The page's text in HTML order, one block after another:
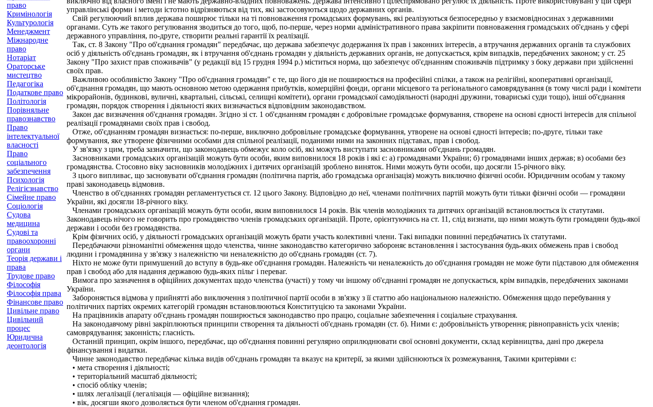
право
Кримінологія
Культурологія
Менеджмент
Міжнародне
право
Нотаріат
Ораторське
мистецтво
Педагогіка
Податкове право
Політологія
Порівняльне
правознавство
Право
інтелектуальної
власності
Право
соціального
забезпечення
Психологія
Релігієзнавство
Сімейне право
Соціологія
Судова
медицина
Судові та
правоохоронні
органи
Теорія держави і
права
Трудове право
Філософія
Філософія права
Фінансове право
Цивільне право
Цивільний
процес
Юридична
деонтологія
управлінські форми і методи істотно відрізняються від тих, які застосовуються щодо державних органів.
Свій регулюючий вплив держава поширює тільки на ті повноваження громадських формувань, які реалізуються безпосередньо у взаємовідносинах з державними
органами. Суть же такого регулювання зводиться до того, щоб, по-перше, через норми адміністративного права закріпити повноваження громадських об'єднань у сфері
державного управління, по-друге, створити реальні гарантії їх реалізації.
Так, ст. 8 Закону "Про об'єднання громадян" передбачає, що держава забезпечує додержання їх прав і законних інтересів, а втручання державних органів та службових
осіб у діяльність об'єднань громадян, як і втручання об'єднань громадян у діяльність державних органів, не допускається, крім випадків, передбачених законом; у ст. 25
Закону "Про захист прав споживачів" (у редакції від 15 грудня 1994 p.) міститься норма, що забезпечує об'єднанням споживачів підтримку з боку держави при здійсненні
своїх прав.
Важливою особливістю Закону "Про об'єднання громадян" є те, що його дія не поширюється на професійні спілки, а також на релігійні, кооперативні організації,
об'єднання громадян, що мають основною метою одержання прибутків, комерційні фонди, органи місцевого та регіонального самоврядування (в тому числі ради і комітети
мікрорайонів, будинкові, вуличні, квартальні, сільські, селищні комітети), органи громадської самодіяльності (народні дружини, товариські суди тощо), інші об'єднання
громадян, порядок створення і діяльності яких визначається відповідним законодавством.
Закон дає визначення об'єднання громадян. Згідно зі ст. 1 об'єднанням громадян є добровільне громадське формування, створене на основі єдності інтересів для спільної
реалізації громадянами своїх прав і свобод.
Отже, об'єднанням громадян визнається: по-перше, виключно добровільне громадське формування, утворене на основі єдності інтересів; по-друге, тільки таке
формування, яке утворене фізичними особами для спільної реалізації, поданими ними на законних підставах, прав і свобод.
У зв'язку з цим, треба зазначити, що законодавець обмежує коло осіб, які можуть виступати засновниками об'єднань громадян.
Засновниками громадських організацій можуть бути особи, яким виповнилося 18 років і які є: а) громадянами України; б) громадянами інших держав; в) особами без
громадянства. Стосовно віку засновників молодіжних і дитячих організацій зроблено виняток. Ними можуть бути особи, що досягли 15-річного віку.
З цього випливає, що засновувати об'єднання громадян (політична партія, або громадська організація) можуть виключно фізичні особи. Юридичним особам у такому
праві законодавець відмовив.
Членство в об'єднаннях громадян регламентується ст. 12 цього Закону. Відповідно до неї, членами політичних партій можуть бути тільки фізичні особи — громадяни
України, які досягли 18-річного віку.
Членами громадських організацій можуть бути особи, яким виповнилося 14 років. Вік членів молодіжних та дитячих організацій встановлюється їх статутами.
Законодавець нічого не говорить про громадянство членів громадських організацій. Проте, орієнтуючись на ст. 11, слід визнати, що ними можуть бути громадяни будь-якої
держави і особи без громадянства.
Крім фізичних осіб, у діяльності громадських організацій можуть брати участь колективні члени. Такі випадки повинні передбачатись їх статутами.
Передбачаючи різноманітні обмеження щодо членства, чинне законодавство категорично забороняє встановлення і застосування будь-яких обмежень прав і свобод
людини і громадянина у зв'язку з належністю чи неналежністю до об'єднань громадян (ст. 7).
Ніхто не може бути примушений до вступу в будь-яке об'єднання громадян. Належність чи неналежність до об'єднання громадян не може бути підставою для обмеження
прав і свобод або для надання державою будь-яких пільг і переваг.
Вимога про зазначення в офіційних документах щодо членства (участі) у тому чи іншому об'єднанні громадян не допускається, крім випадків, передбачених законами
України.
Забороняється відмова у прийнятті або виключення з політичної партії особи в зв'язку з її статтю або національною належністю. Обмеження щодо перебування у
політичних партіях окремих категорій громадян встановлюються Конституцією та законами України.
На працівників апарату об'єднань громадян поширюється законодавство про працю, соціальне забезпечення і соціальне страхування.
На законодавчому рівні закріплюються принципи створення та діяльності об'єднань громадян (ст. б). Ними є: добровільність утворення; рівноправність усіх членів;
самоврядування; законність; гласність.
Останній принцип, окрім іншого, передбачає, що об'єднання повинні регулярно оприлюднювати свої основні документи, склад керівництва, дані про джерела
фінансування і видатки.
Чинне законодавство передбачає кілька видів об'єднань громадян та вказує на критерії, за якими здійснюються їх розмежування, Такими критеріями є:
• мета створення і діяльності;
• територіальний масштаб діяльності;
• спосіб обліку членів;
• шлях легалізації (легалізація — офіційне визнання);
• вік, досягши якого дозволяється бути членом об'єднання громадян.